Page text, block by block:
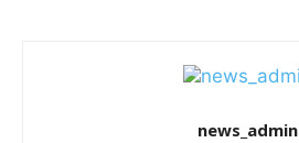
news_admin